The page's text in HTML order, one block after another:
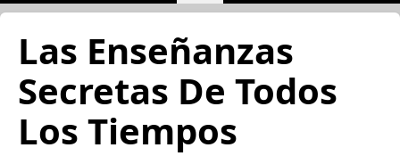
Las Enseñanzas
Secretas De Todos
Los Tiempos